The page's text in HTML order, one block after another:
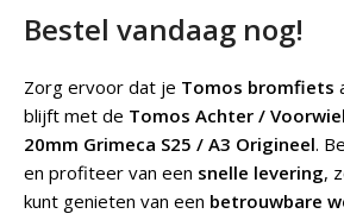
Bestel vandaag nog!
Zorg ervoor dat je Tomos bromfiets
blijft met de Tomos Achter /
20mm Grimeca S25 / A3 Origineel.
en profiteer van een snelle levering,
kunt genieten van een betrouwbare